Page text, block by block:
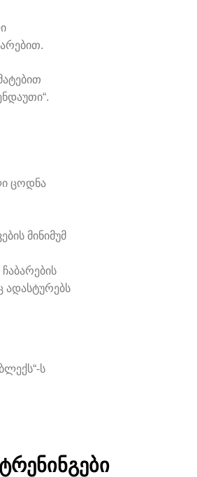
ცოდნა
მინიმუმ
ადასტურებს
ს
ტრენინგები